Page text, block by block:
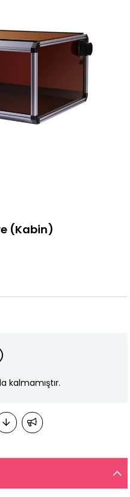
(Kabin)
kalmamıştır.